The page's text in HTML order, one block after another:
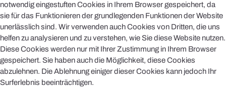
notwendig eingestuften Cookies in Ihrem Browser gespeichert, da
sie für das Funktionieren der grundlegenden Funktionen der Website
unerlässlich sind. Wir verwenden auch Cookies von Dritten, die uns
helfen zu analysieren und zu verstehen, wie Sie diese Website nutzen.
Diese Cookies werden nur mit Ihrer Zustimmung in Ihrem Browser
gespeichert. Sie haben auch die Möglichkeit, diese Cookies
abzulehnen. Die Ablehnung einiger dieser Cookies kann jedoch Ihr
Surferlebnis beeinträchtigen.